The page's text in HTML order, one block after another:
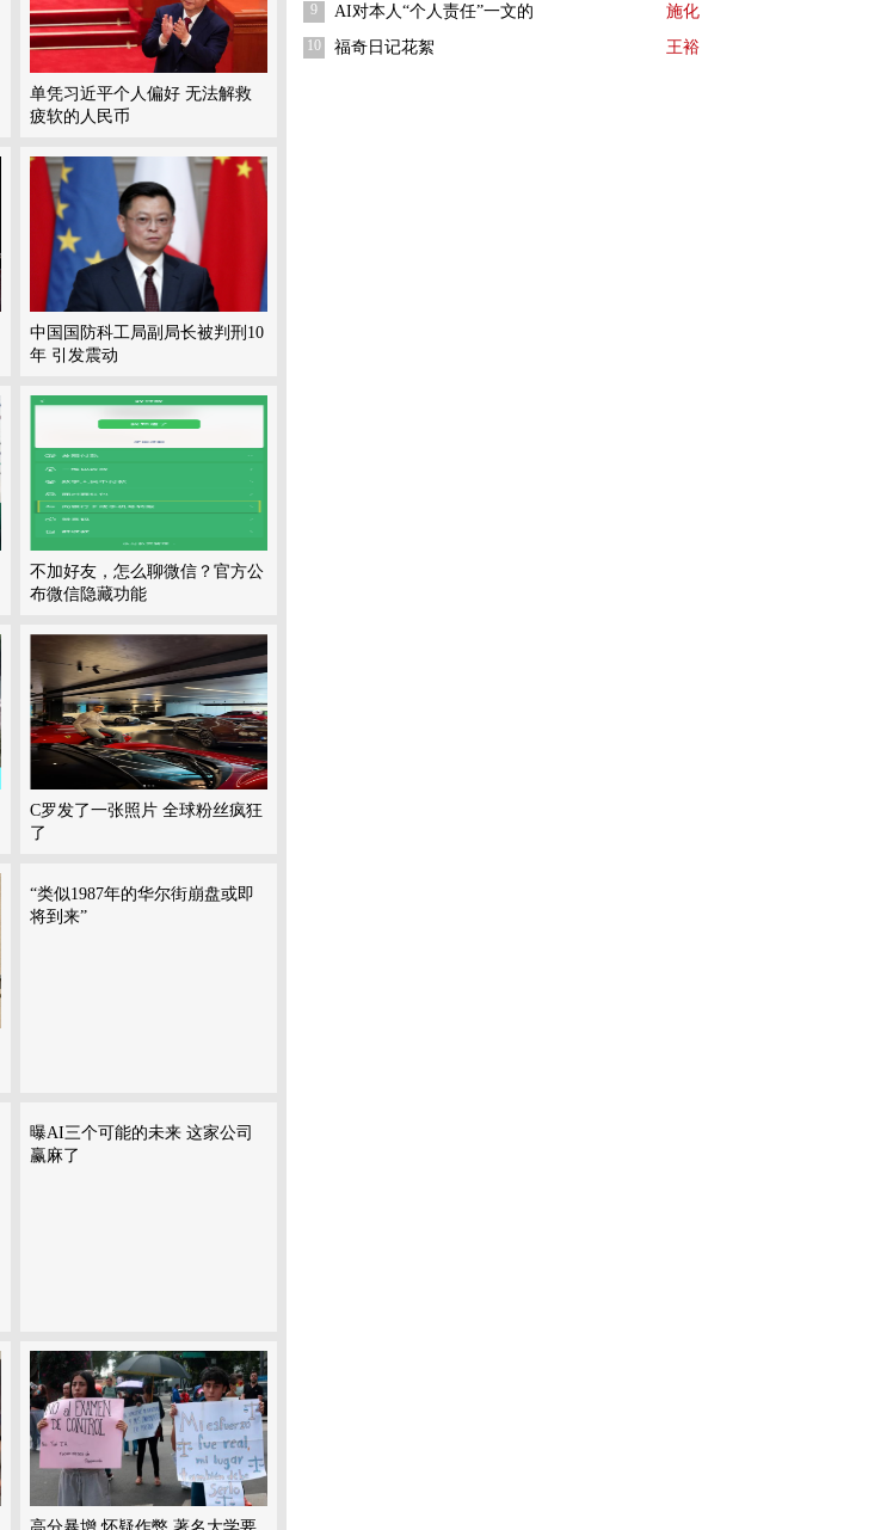
单凭习近平个人偏好 无法解救
疲软的人民币
中国国防科工局副局长被判刑10
年 引发震动
不加好友，怎么聊微信？官方公
布微信隐藏功能
C罗发了一张照片 全球粉丝疯狂
了
“类似1987年的华尔街崩盘或即
将到来”
曝AI三个可能的未来 这家公司
赢麻了
9 AI对本人“个人责任”一文的 施化
10 福奇日记花絮 王裕